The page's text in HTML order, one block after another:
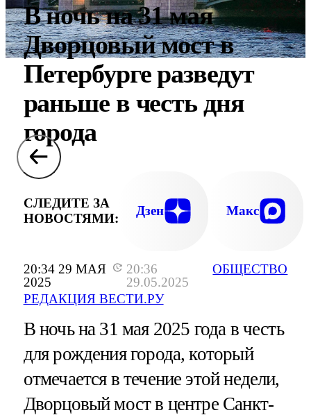
20:34 29 МАЯ
2025
20:36
29.05.2025
РЕДАКЦИЯ ВЕСТИ.РУ
ОБЩЕСТВО
В ночь на 31 мая
Дворцовый мост в
Петербурге разведут
раньше в честь дня
города
СЛЕДИТЕ ЗА
НОВОСТЯМИ:
Дзен Макс
В ночь на 31 мая 2025 года в честь
для рождения города, который
отмечается в течение этой недели,
Дворцовый мост в центре Санкт-